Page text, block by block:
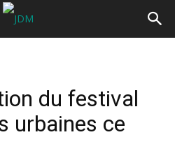
du festival
urbaines ce